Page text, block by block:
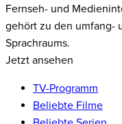
Fernseh- und
gehört zu den umfang-
Sprachraums.
Jetzt ansehen
TV-Programm
Beliebte Filme